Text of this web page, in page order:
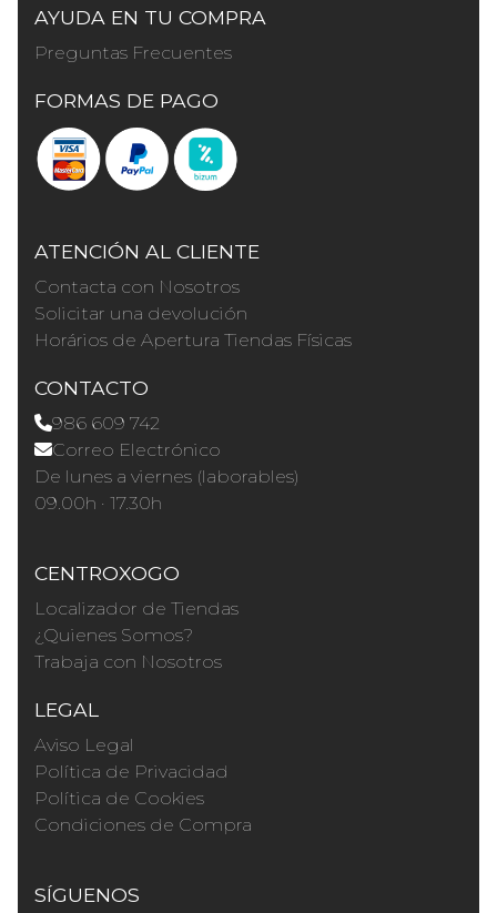
AYUDA EN TU COMPRA
Preguntas Frecuentes
FORMAS DE PAGO
ATENCIÓN AL CLIENTE
Contacta con Nosotros
Solicitar una devolución
Horários de Apertura Tiendas Físicas
CONTACTO
986 609 742
Correo Electrónico
De lunes a viernes (laborables)
09.00h · 17.30h
CENTROXOGO
Localizador de Tiendas
¿Quienes Somos?
Trabaja con Nosotros
LEGAL
Aviso Legal
Política de Privacidad
Política de Cookies
Condiciones de Compra
SÍGUENOS